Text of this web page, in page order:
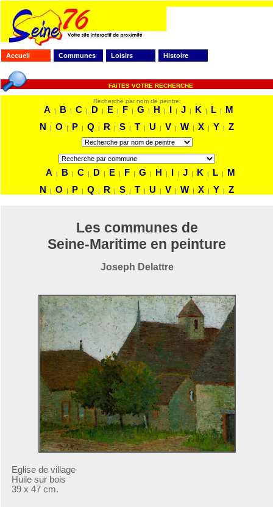
Accueil Communes Loisirs Histoire
FAITES VOTRE RECHERCHE
Recherche par nom de peintre:
A | B | C | D | E | F | G | H | I | J | K | L |
M
N
| O | P | Q | R | S | T | U | V | W | X | Y | Z
A | B | C | D | E | F | G | H | I | J | K | L |
M
N
| O | P | Q | R | S | T | U | V | W | X | Y | Z
Les communes de
Seine-Maritime en peinture
Joseph Delattre
Eglise de village
Huile sur bois
39 x 47 cm.